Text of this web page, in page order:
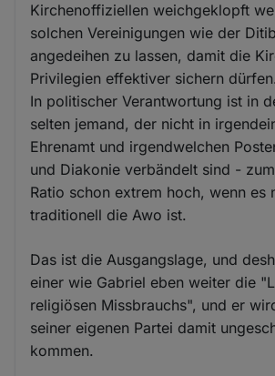
Kirchenoffiziellen weichgeklopft
solchen Vereinigungen wie der
angedeihen zu lassen, damit die
Privilegien effektiver sichern dürfen.
In politischer Verantwortung ist in
selten jemand, der nicht in
Ehrenamt und irgendwelchen
und Diakonie verbändelt sind -
Ratio schon extrem hoch, wenn es
traditionell die Awo ist.
Das ist die Ausgangslage, und
einer wie Gabriel eben weiter die
religiösen Missbrauchs", und er
seiner eigenen Partei damit
kommen.